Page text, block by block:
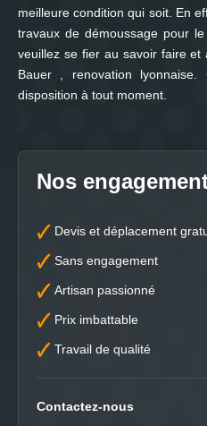
meilleure condition qui soit. En
travaux de démoussage pour
veuillez se fier au savoir faire
Bauer , renovation
disposition à tout moment.
Nos
Devis et déplacement
Sans engagement
Artisan passionné
Prix imbattable
Travail de qualité
Contactez-nous